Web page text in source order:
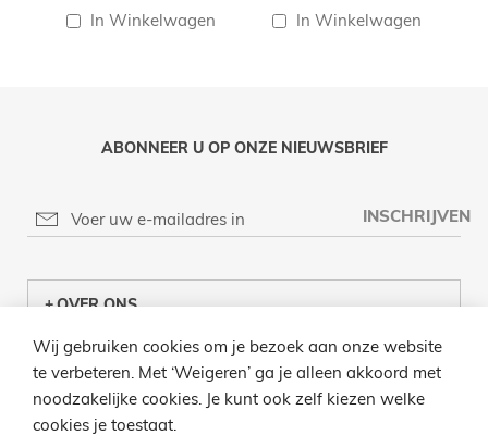
In Winkelwagen In Winkelwagen
ABONNEER U OP ONZE NIEUWSBRIEF
INSCHRIJVEN
OVER ONS
KLANTENCENTRUM
INFO
Wij gebruiken cookies om je bezoek aan onze website
te verbeteren. Met ‘Weigeren’ ga je alleen akkoord met
noodzakelijke cookies. Je kunt ook zelf kiezen welke
cookies je toestaat.